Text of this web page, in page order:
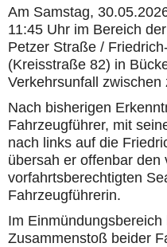
Am Samstag,
11:45 Uhr im Bereich
Petzer Straße /
(Kreisstraße 82) in
Verkehrsunfall zwischen
Nach bisherigen
Fahrzeugführer, mit
nach links auf die
übersah er offenbar den
vorfahrtsberechtigten
Fahrzeugführerin.
Im
Zusammenstoß beider